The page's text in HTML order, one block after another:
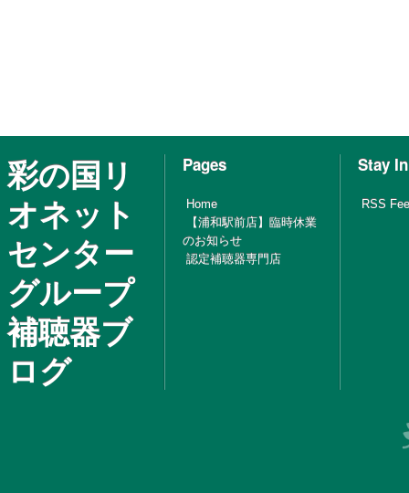
彩の国リ
オネット
センター
グループ
補聴器ブ
ログ
Pages
Home
【浦和駅前店】臨時休業
のお知らせ
認定補聴器専門店
Stay
RSS